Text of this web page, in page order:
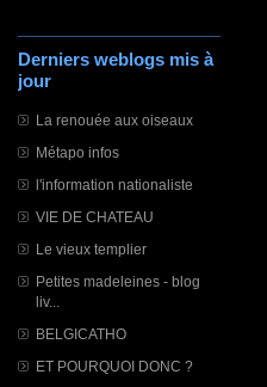
Derniers weblogs mis à
jour
La renouée aux oiseaux
Métapo infos
l'information nationaliste
VIE DE CHATEAU
Le vieux templier
Petites madeleines - blog
liv...
BELGICATHO
ET POURQUOI DONC ?